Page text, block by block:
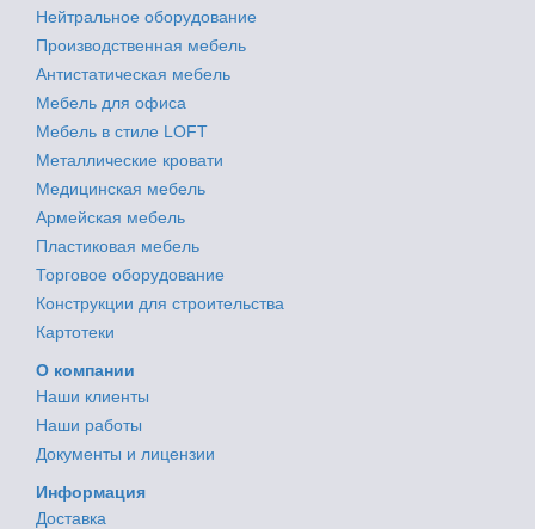
Нейтральное оборудование
Производственная мебель
Антистатическая мебель
Мебель для офиса
Мебель в стиле LOFT
Металлические кровати
Медицинская мебель
Армейская мебель
Пластиковая мебель
Торговое оборудование
Конструкции для строительства
Картотеки
О компании
Наши клиенты
Наши работы
Документы и лицензии
Информация
Доставка